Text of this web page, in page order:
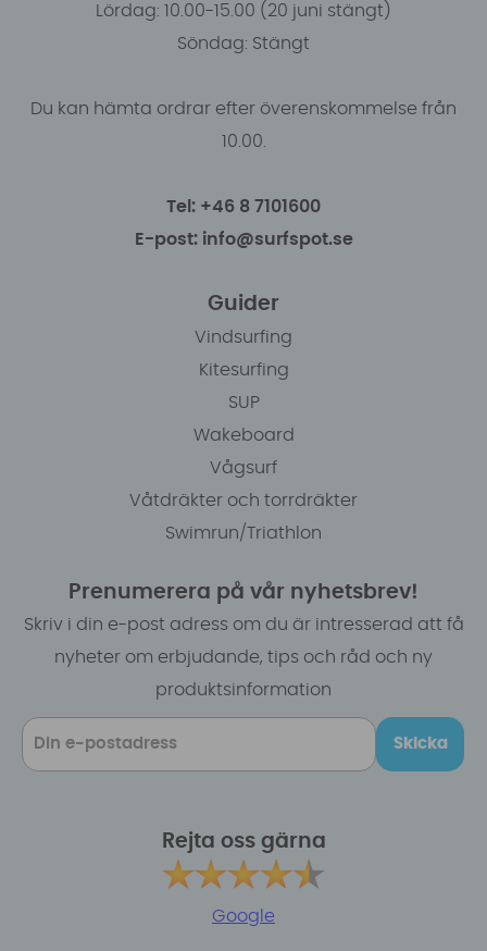
Lördag: 10.00-15.00 (20 juni stängt)
Söndag: Stängt
Du kan hämta ordrar efter överenskommelse från
10.00.
Tel: +46 8 7101600
E-post: info@surfspot.se
Guider
Vindsurfing
Kitesurfing
SUP
Wakeboard
Vågsurf
Våtdräkter och torrdräkter
Swimrun/Triathlon
Prenumerera på vår nyhetsbrev!
Skriv i din e-post adress om du är intresserad att få
nyheter om erbjudande, tips och råd och ny
produktsinformation
Skicka
Rejta oss gärna
Google